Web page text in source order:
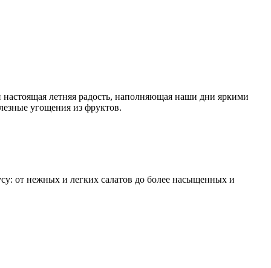
летняя радость, наполняющая наши дни яркими
угощения из фруктов.
от нежных и легких салатов до более насыщенных и